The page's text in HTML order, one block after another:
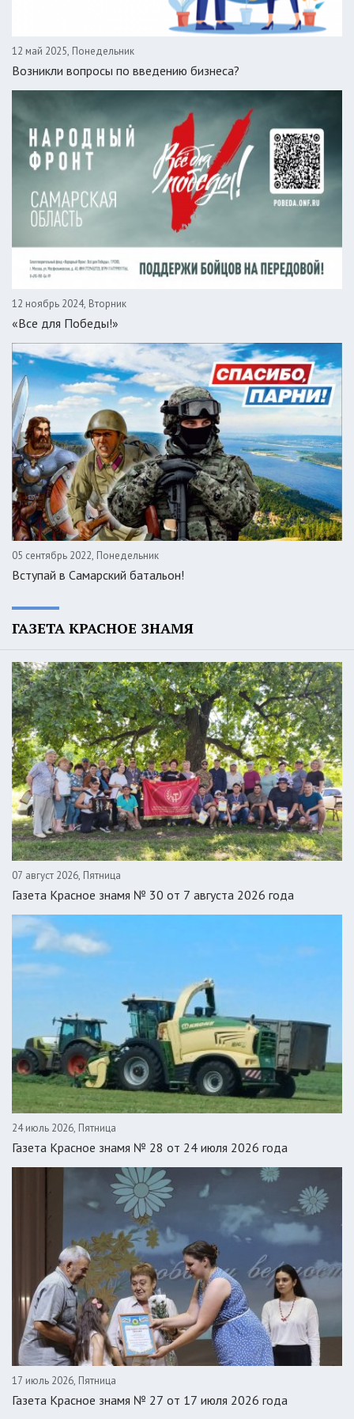
12 май 2025, Понедельник
Возникли вопросы по введению бизнеса?
12 ноябрь 2024, Вторник
«Все для Победы!»
05 сентябрь 2022, Понедельник
Вступай в Самарский батальон!
ГАЗЕТА КРАСНОЕ ЗНАМЯ
07 август 2026, Пятница
Газета Красное знамя № 30 от 7 августа 2026 года
24 июль 2026, Пятница
Газета Красное знамя № 28 от 24 июля 2026 года
17 июль 2026, Пятница
Газета Красное знамя № 27 от 17 июля 2026 года